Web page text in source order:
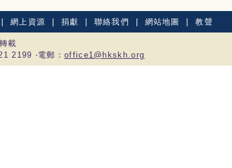
網上資源 捐獻 聯絡我們 網站地圖 |教聲
載
2199 ‧電郵：office1@hkskh.org